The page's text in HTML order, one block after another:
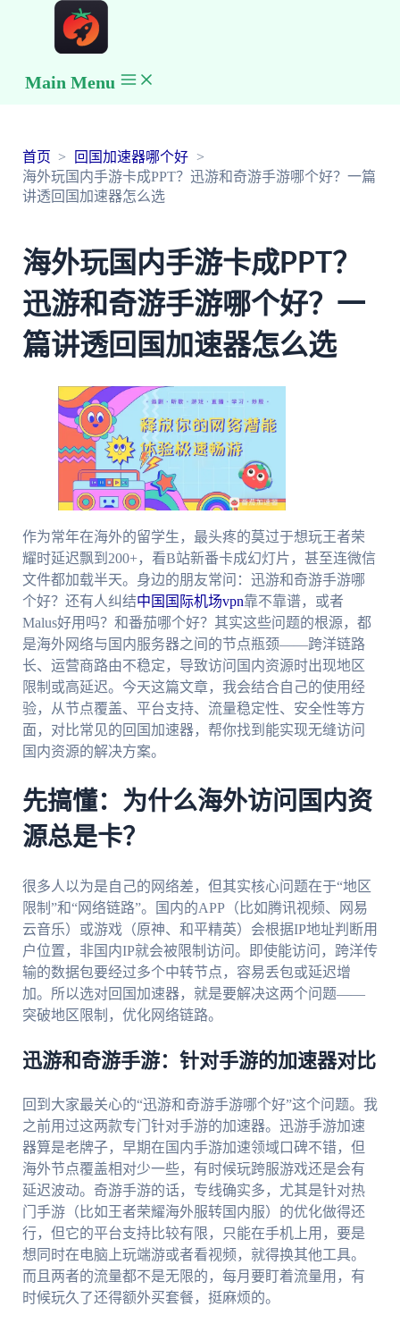
Main Menu
首页
回国加速器哪个好
海外玩国内手游卡成PPT？迅游和奇游手游哪个好？一篇
讲透回国加速器怎么选
海外玩国内手游卡成PPT？
迅游和奇游手游哪个好？一
篇讲透回国加速器怎么选
作为常年在海外的留学生，最头疼的莫过于想玩王者荣
耀时延迟飘到200+，看B站新番卡成幻灯片，甚至连微信
文件都加载半天。身边的朋友常问：迅游和奇游手游哪
个好？还有人纠结中国国际机场vpn靠不靠谱，或者
Malus好用吗？和番茄哪个好？其实这些问题的根源，都
是海外网络与国内服务器之间的节点瓶颈——跨洋链路
长、运营商路由不稳定，导致访问国内资源时出现地区
限制或高延迟。今天这篇文章，我会结合自己的使用经
验，从节点覆盖、平台支持、流量稳定性、安全性等方
面，对比常见的回国加速器，帮你找到能实现无缝访问
国内资源的解决方案。
先搞懂：为什么海外访问国内资
源总是卡？
很多人以为是自己的网络差，但其实核心问题在于“地区
限制”和“网络链路”。国内的APP（比如腾讯视频、网易
云音乐）或游戏（原神、和平精英）会根据IP地址判断用
户位置，非国内IP就会被限制访问。即使能访问，跨洋传
输的数据包要经过多个中转节点，容易丢包或延迟增
加。所以选对回国加速器，就是要解决这两个问题——
突破地区限制，优化网络链路。
迅游和奇游手游：针对手游的加速器对比
回到大家最关心的“迅游和奇游手游哪个好”这个问题。我
之前用过这两款专门针对手游的加速器。迅游手游加速
器算是老牌子，早期在国内手游加速领域口碑不错，但
海外节点覆盖相对少一些，有时候玩跨服游戏还是会有
延迟波动。奇游手游的话，专线确实多，尤其是针对热
门手游（比如王者荣耀海外服转国内服）的优化做得还
行，但它的平台支持比较有限，只能在手机上用，要是
想同时在电脑上玩端游或者看视频，就得换其他工具。
而且两者的流量都不是无限的，每月要盯着流量用，有
时候玩久了还得额外买套餐，挺麻烦的。